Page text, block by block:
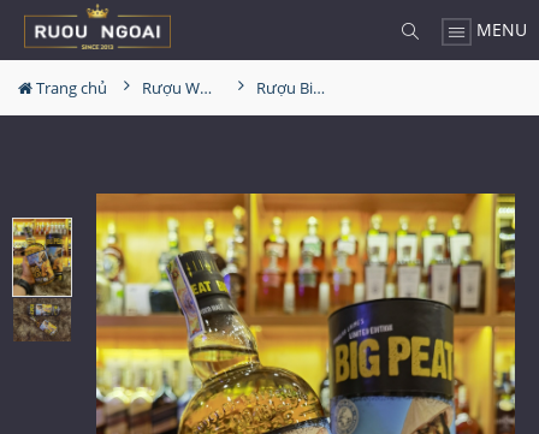
MENU
Trang chủ Rượu Whisky Rượu Big Peat 10YO Vietnam Edition 2022